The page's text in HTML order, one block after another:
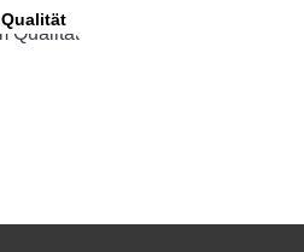
Qualität